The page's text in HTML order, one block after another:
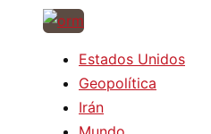
Estados Unidos
Geopolítica
Irán